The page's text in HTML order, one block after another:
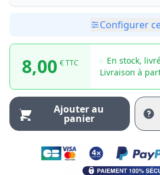
Configurer
8,00 € TTC
En stock,
Livraison à
Ajouter au
panier